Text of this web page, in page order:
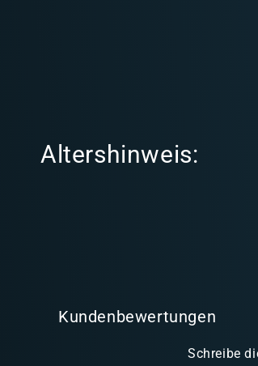
n
Altershinweis:
Kundenbewertungen
Schreibe